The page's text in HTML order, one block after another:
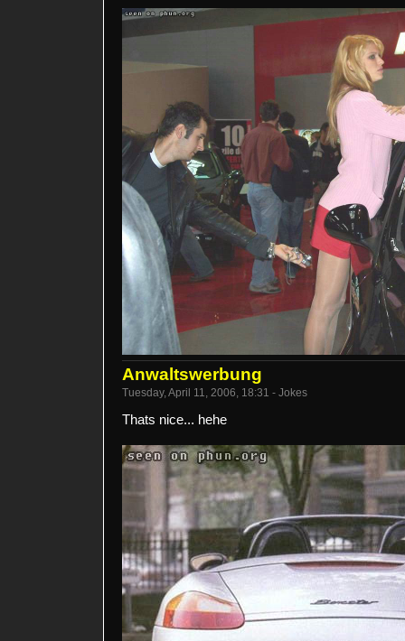
Anwaltswerbung
Tuesday, April 11, 2006, 18:31 - Jokes
Thats nice... hehe